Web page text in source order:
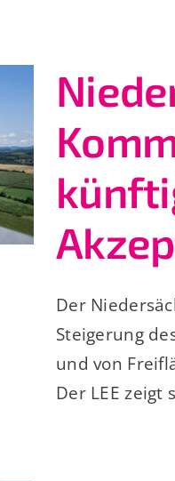
Der
Steigerung
und von
Der LEE